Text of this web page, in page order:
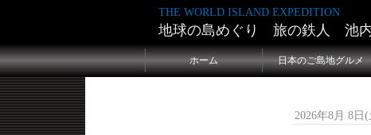
THE WORLD ISLAND EXPEDITION
地球の島めぐり 旅の鉄人 池
ホーム 日本のご島地グルメ
2026年8月 8日